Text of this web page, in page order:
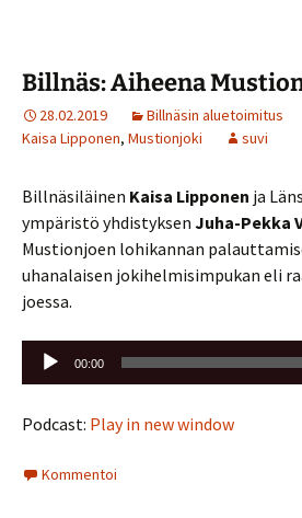
Billnäs: Aiheena
28.02.2019 Billnäsin aluetoimitus
Kaisa Lipponen, Mustionjoki suvi
Billnäsiläinen Kaisa Lipponen ja
ympäristö yhdistyksen Juha-Pekka
Mustionjoen lohikannan
uhanalaisen jokihelmisimpukan eli
joessa.
Äänitoistin
00:00
Podcast: Play in new window
Kommentoi